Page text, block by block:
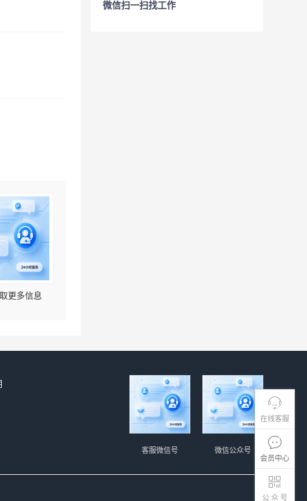
在线客服
会员中心
公 众 号
更多信息
微信扫一扫找工作
微信公众号
客服微信号